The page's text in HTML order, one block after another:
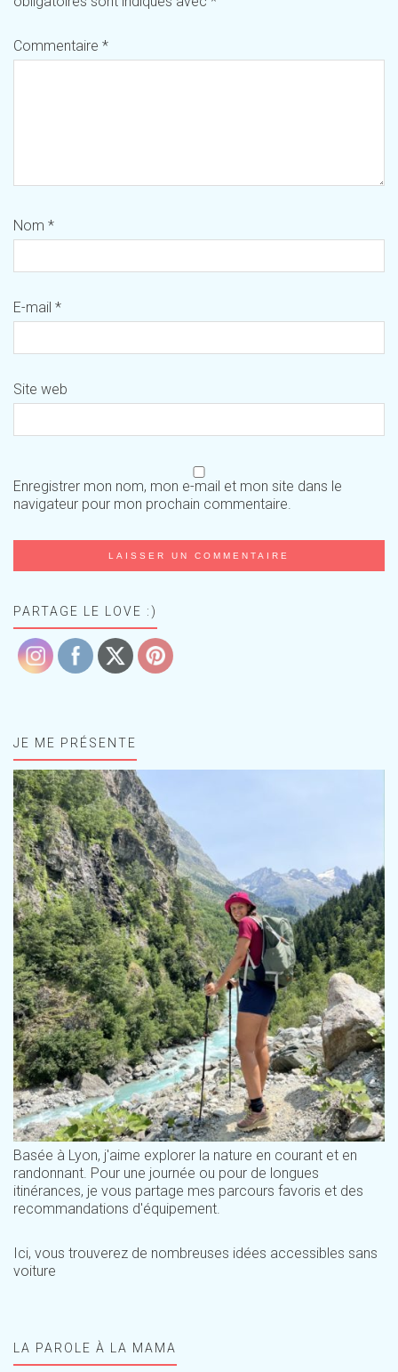
Commentaire *
Nom *
E-mail *
Site web
Enregistrer mon nom, mon e-mail et mon site dans le
navigateur pour mon prochain commentaire.
PARTAGE LE LOVE :)
JE ME PRÉSENTE
Basée à Lyon, j'aime explorer la nature en courant et en
randonnant. Pour une journée ou pour de longues
itinérances, je vous partage mes parcours favoris et des
recommandations d'équipement.
Ici, vous trouverez de nombreuses idées accessibles sans
voiture
LA PAROLE À LA MAMA